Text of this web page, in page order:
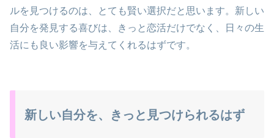
ルを見つけるのは、とても賢い選択だと思います。新しい
自分を発見する喜びは、きっと恋活だけでなく、日々の生
活にも良い影響を与えてくれるはずです。
新しい自分を、きっと見つけられるはず